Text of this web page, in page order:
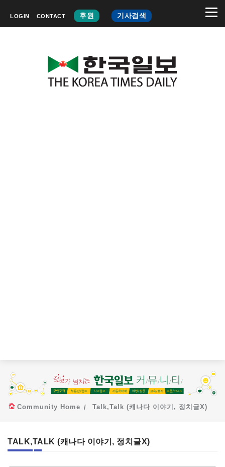
LOGIN CONTACT 후원 기사검색
Community Home Talk,Talk (캐나다 이야기, 정치글X)
TALK,TALK (캐나다 이야기, 정치글X)